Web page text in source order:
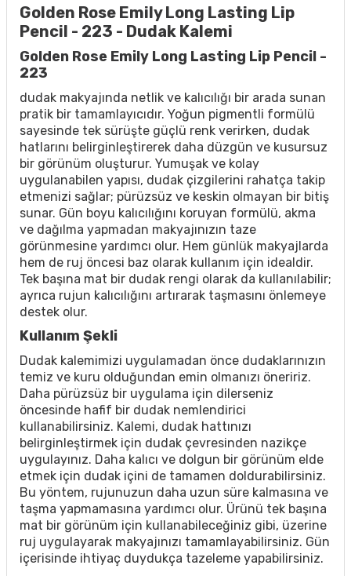
Golden Rose Emily Long Lasting Lip
Pencil - 223 - Dudak Kalemi
Golden Rose Emily Long Lasting Lip Pencil -
223
dudak makyajında netlik ve kalıcılığı bir arada sunan
pratik bir tamamlayıcıdır. Yoğun pigmentli formülü
sayesinde tek sürüşte güçlü renk verirken, dudak
hatlarını belirginleştirerek daha düzgün ve kusursuz
bir görünüm oluşturur. Yumuşak ve kolay
uygulanabilen yapısı, dudak çizgilerini rahatça takip
etmenizi sağlar; pürüzsüz ve keskin olmayan bir bitiş
sunar. Gün boyu kalıcılığını koruyan formülü, akma
ve dağılma yapmadan makyajınızın taze
görünmesine yardımcı olur. Hem günlük makyajlarda
hem de ruj öncesi baz olarak kullanım için idealdir.
Tek başına mat bir dudak rengi olarak da kullanılabilir;
ayrıca rujun kalıcılığını artırarak taşmasını önlemeye
destek olur.
Kullanım Şekli
Dudak kalemimizi uygulamadan önce dudaklarınızın
temiz ve kuru olduğundan emin olmanızı öneririz.
Daha pürüzsüz bir uygulama için dilerseniz
öncesinde hafif bir dudak nemlendirici
kullanabilirsiniz. Kalemi, dudak hattınızı
belirginleştirmek için dudak çevresinden nazikçe
uygulayınız. Daha kalıcı ve dolgun bir görünüm elde
etmek için dudak içini de tamamen doldurabilirsiniz.
Bu yöntem, rujunuzun daha uzun süre kalmasına ve
taşma yapmamasına yardımcı olur. Ürünü tek başına
mat bir görünüm için kullanabileceğiniz gibi, üzerine
ruj uygulayarak makyajınızı tamamlayabilirsiniz. Gün
içerisinde ihtiyaç duydukça tazeleme yapabilirsiniz.